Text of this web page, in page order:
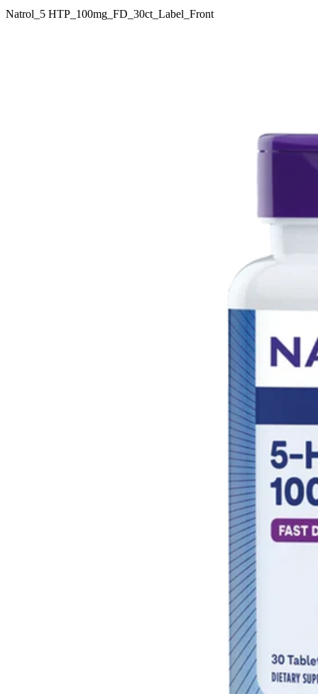
Natrol_5 HTP_100mg_FD_30ct_Label_Front